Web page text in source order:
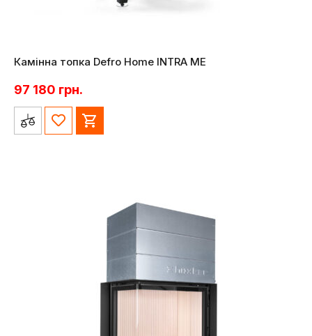
Камінна топка Defro Home INTRA ME
97 180 грн.